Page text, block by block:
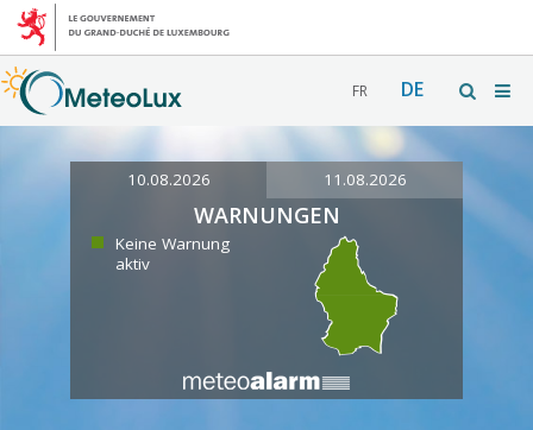
FR DE
10.08.2026 11.08.2026
WARNUNGEN
Keine Warnung
aktiv